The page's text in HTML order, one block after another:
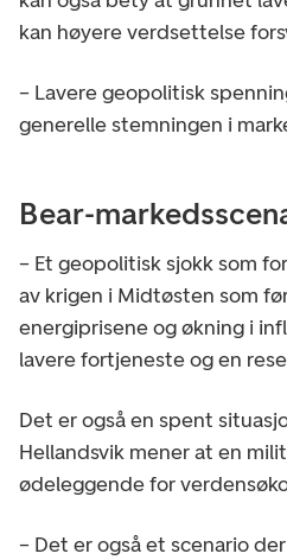
kan høyere verdsettelse
– Lavere geopolitisk
generelle stemningen i
Bear-
– Et geopolitisk sjokk som
av krigen i Midtøsten som
energiprisene og økning i
lavere fortjeneste og en
Det er også en spent
Hellandsvik mener at en
ødeleggende for
– Det er også et scenario